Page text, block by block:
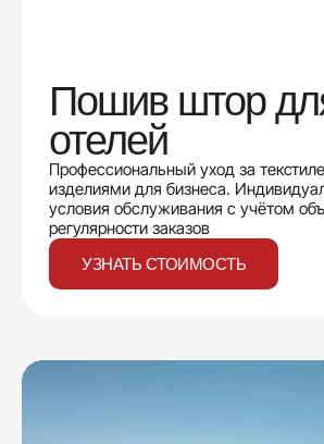
Пошив штор
отелей
Профессиональный уход за
изделиями для бизнеса.
условия обслуживания с учётом
регулярности заказов
УЗНАТЬ СТОИМОСТЬ